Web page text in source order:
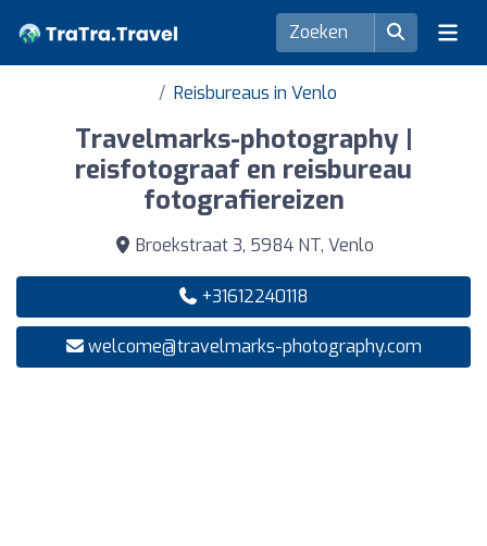
Reisbureaus in Venlo
Travelmarks-photography |
reisfotograaf en reisbureau
fotografiereizen
Broekstraat 3, 5984 NT, Venlo
+31612240118
welcome@travelmarks-photography.com